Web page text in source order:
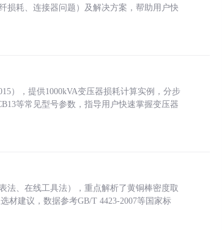
损耗、连接器问题）及解决方案，帮助用户快
），提供1000kVA变压器损耗计算实例，分步
等常见型号参数，指导用户快速掌握变压器
法、在线工具法），重点解析了黄铜棒密度取
材建议，数据参考GB/T 4423-2007等国家标